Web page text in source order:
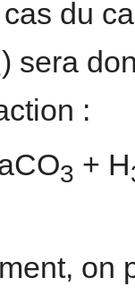
du
) sera
:
3 + H
on